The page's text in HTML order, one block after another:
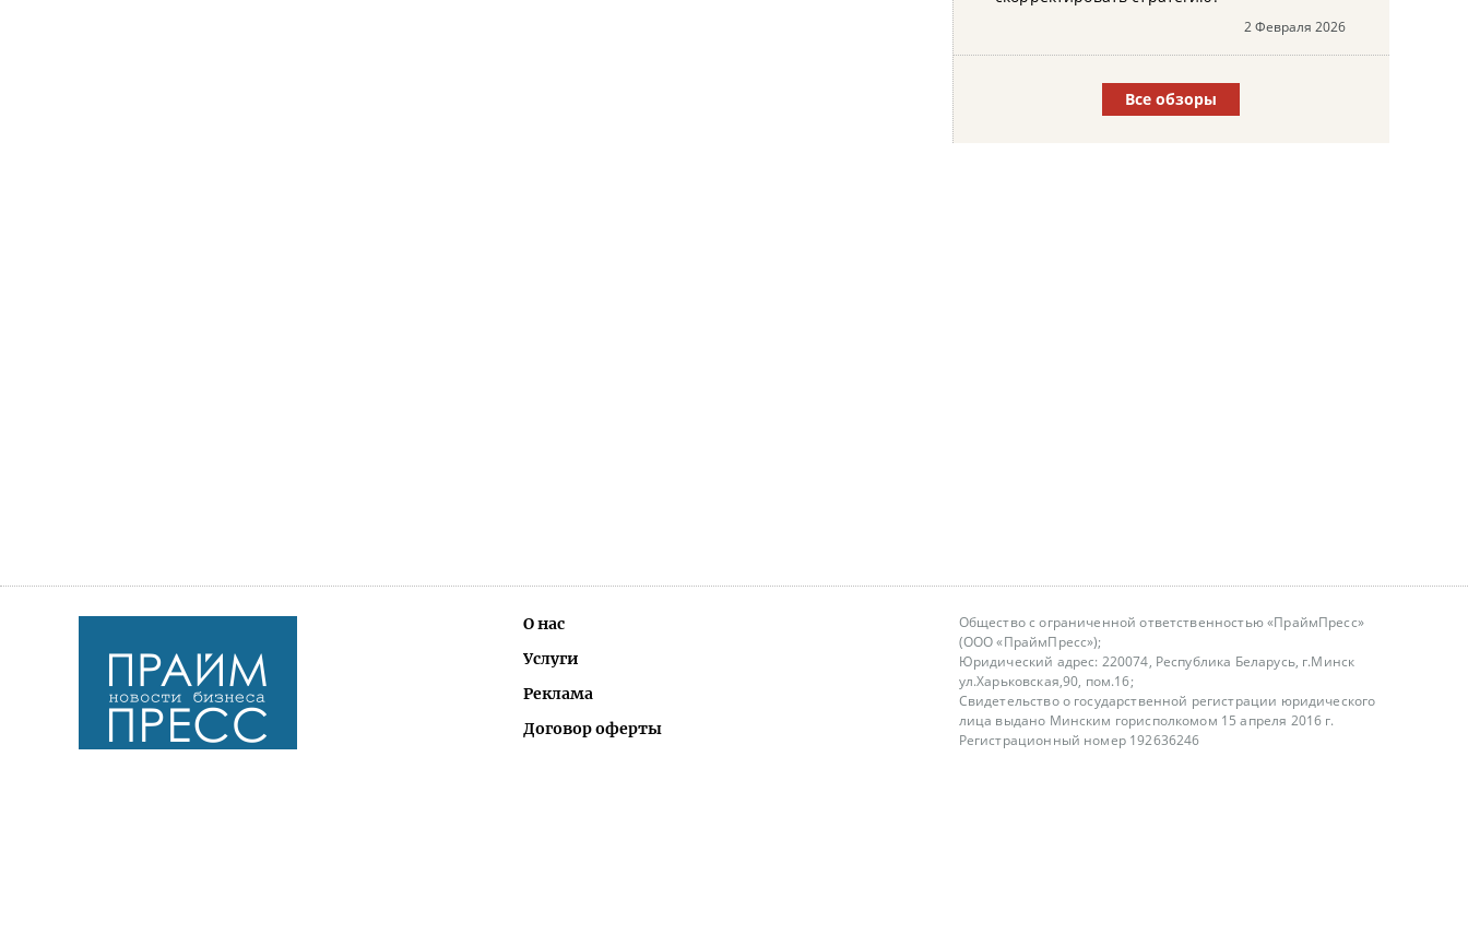
2 Февраля 2026
Все обзоры
О нас
Услуги
Реклама
Договор оферты
Общество с ограниченной ответственностью «ПраймПресс»
(ООО «ПраймПресс»);
Юридический адрес: 220074, Республика Беларусь, г.Минск
ул.Харьковская,90, пом.16;
Свидетельство о государственной регистрации юридического
лица выдано Минским горисполкомом 15 апреля 2016 г.
Регистрационный номер 192636246